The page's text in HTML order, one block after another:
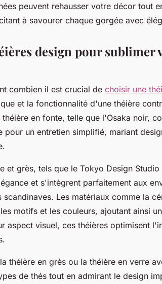
peuvent rehausser votre décor tout
à savourer chaque gorgée avec
design pour sublimer
combien il est crucial de choisir une
et la fonctionnalité d'une théière
en fonte, telle que l'Osaka noir,
pour un entretien simplifié, mariant
et grès, tels que le Tokyo Design
et s'intègrent parfaitement aux
scandinaves. Les matériaux comme la
motifs et les couleurs, ajoutant ainsi
aspect visuel, ces théières optimisent
théière en grès ou la théière en verre
de thés tout en admirant le design